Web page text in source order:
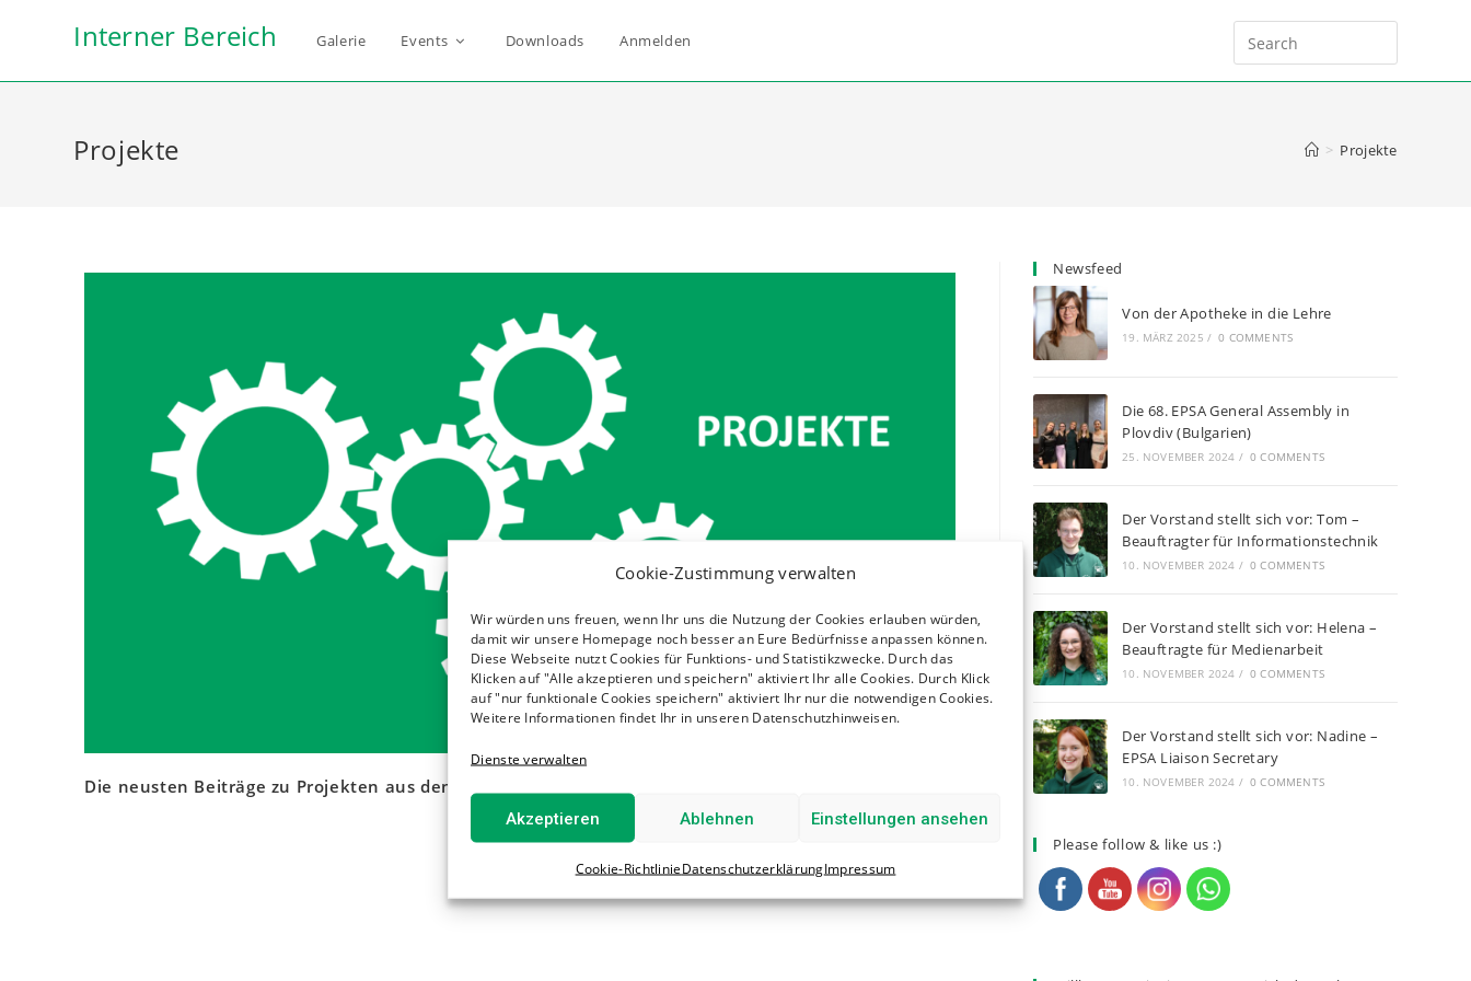
Cookie-Zustimmung verwalten
Wir würden uns freuen, wenn Ihr uns die Nutzung der Cookies erlauben würden,
damit wir unsere Homepage noch besser an Eure Bedürfnisse anpassen können.
Diese Webseite nutzt Cookies für Funktions- und Statistikzwecke. Durch das
Klicken auf "Alle akzeptieren und speichern" aktiviert Ihr alle Cookies. Durch Klick
auf "nur funktionale Cookies speichern" aktiviert Ihr nur die notwendigen Cookies.
Weitere Informationen findet Ihr in unseren Datenschutzhinweisen.
Dienste verwalten
Akzeptieren Ablehnen Einstellungen ansehen
Cookie-RichtlinieDatenschutzerklärungImpressum
Interner Bereich Galerie Events Downloads Anmelden
Projekte > Projekte
Die neusten Beiträge zu Projekten aus den Fachschaften und des BPhDs
Newsfeed
Von der Apotheke in die Lehre
19. MÄRZ 2025 / 0 COMMENTS
Die 68. EPSA General Assembly in
Plovdiv (Bulgarien)
25. NOVEMBER 2024 / 0 COMMENTS
Der Vorstand stellt sich vor: Tom –
Beauftragter für Informationstechnik
10. NOVEMBER 2024 / 0 COMMENTS
Der Vorstand stellt sich vor: Helena –
Beauftragte für Medienarbeit
10. NOVEMBER 2024 / 0 COMMENTS
Der Vorstand stellt sich vor: Nadine –
EPSA Liaison Secretary
10. NOVEMBER 2024 / 0 COMMENTS
Please follow & like us :)